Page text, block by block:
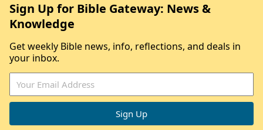
Sign Up for Bible Gateway: News &
Knowledge
Get weekly Bible news, info, reflections, and deals in
your inbox.